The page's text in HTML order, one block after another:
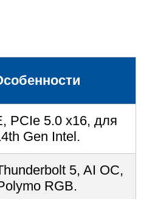
PCIe 5.0 x16, для
Gen Intel.
5, AI OC,
RGB.